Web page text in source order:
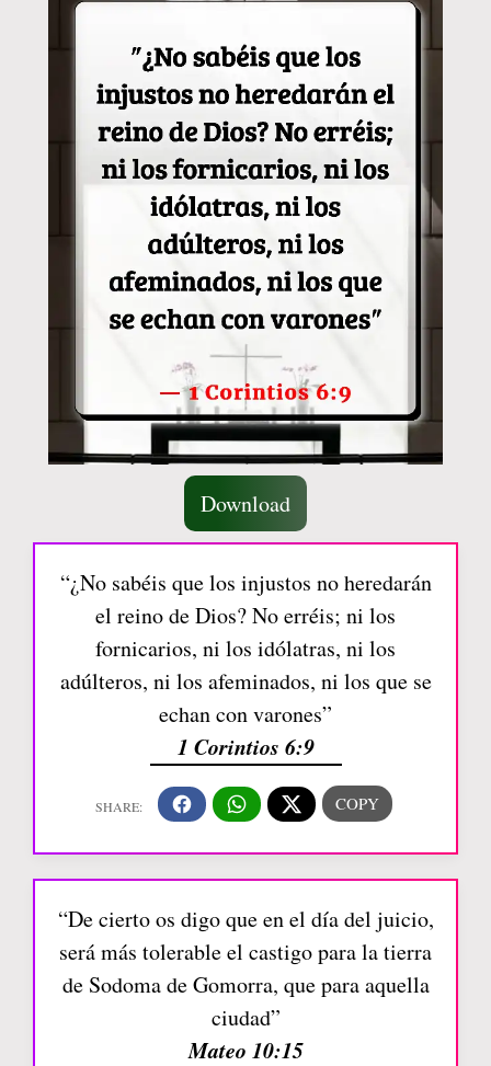
Download
“¿No sabéis que los injustos no heredarán
el reino de Dios? No erréis; ni los
fornicarios, ni los idólatras, ni los
adúlteros, ni los afeminados, ni los que se
echan con varones”
1 Corintios 6:9
“De cierto os digo que en el día del juicio,
será más tolerable el castigo para la tierra
de Sodoma de Gomorra, que para aquella
ciudad”
Mateo 10:15